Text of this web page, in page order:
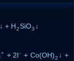
↓ + H2SiO3 ↓
+ + 2I - + Co(OH)2 ↓ +